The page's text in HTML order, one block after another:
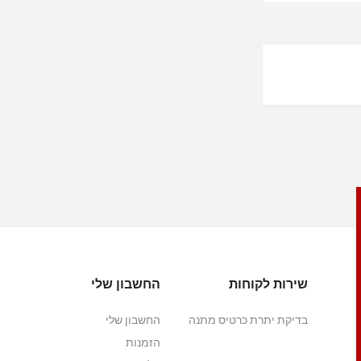
שירות לקוחות
בדיקת יתרת כרטיס מתנה
החשבון שלי
החשבון שלי
הזמנות